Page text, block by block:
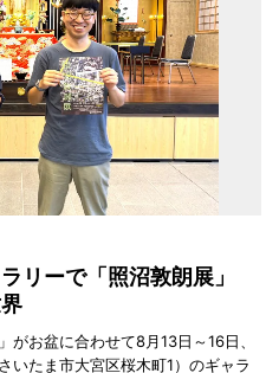
リーで「照沼敦朗展」
お盆に合わせて8月13日～16日、
いたま市大宮区桜木町1）のギャラ